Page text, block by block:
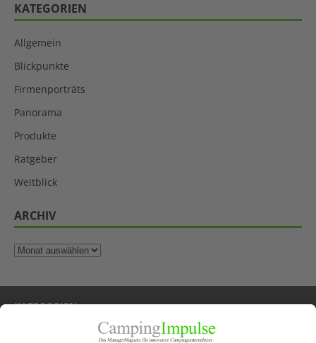
KATEGORIEN
Allgemein
Blickpunkte
Firmenporträts
Panorama
Produkte
Ratgeber
Weitblick
ARCHIV
KATEGORIEN